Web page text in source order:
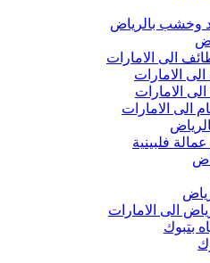
وخشب بالرياض
الى الامارات
الامارات
الامارات
الى الامارات
فلبينية
الى الامارات
بتبوك